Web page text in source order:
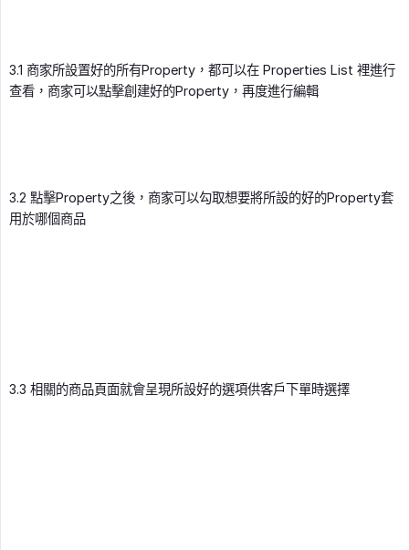
3.1 商家所設置好的所有Property，都可以在 Properties List 裡進行
查看，商家可以點擊創建好的Property，再度進行編輯
3.2 點擊Property之後，商家可以勾取想要將所設的好的Property套
用於哪個商品
3.3 相關的商品頁面就會呈現所設好的選項供客戶下單時選擇